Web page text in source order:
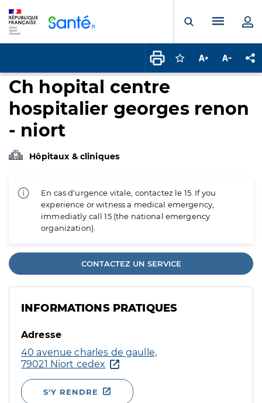
Ouvrir laMenu
Connectez-vous
Augmenter la
Ch hopital centre
hospitalier georges renon
- niort
Hôpitaux & cliniques
En cas d'urgence vitale, contactez le 15. If you
experience or witness a medical emergency,
immediatly call 15 (the national emergency
organization).
CONTACTEZ UN SERVICE
INFORMATIONS PRATIQUES
Adresse
40 avenue charles de gaulle,
79021 Niort cedex
S'Y RENDRE